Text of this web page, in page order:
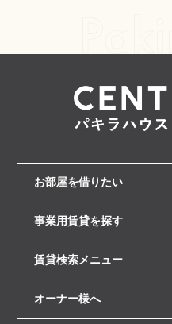
お部屋を借りたい
事業用賃貸を探す
賃貸検索メニュー
オーナー様へ